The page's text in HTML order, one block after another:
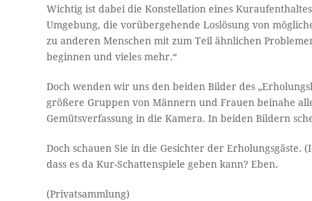
Wichtig ist dabei die Konstellation eines
Umgebung, die vorübergehende Loslösung von
zu anderen Menschen mit zum Teil ähnlichen
beginnen und vieles mehr.“
Doch wenden wir uns den beiden Bilder des
größere Gruppen von Männern und Frauen beinahe
Gemütsverfassung in die Kamera. In beiden Bildern
Doch schauen Sie in die Gesichter der
dass es da Kur-Schattenspiele geben kann? Eben.
(Privatsammlung)